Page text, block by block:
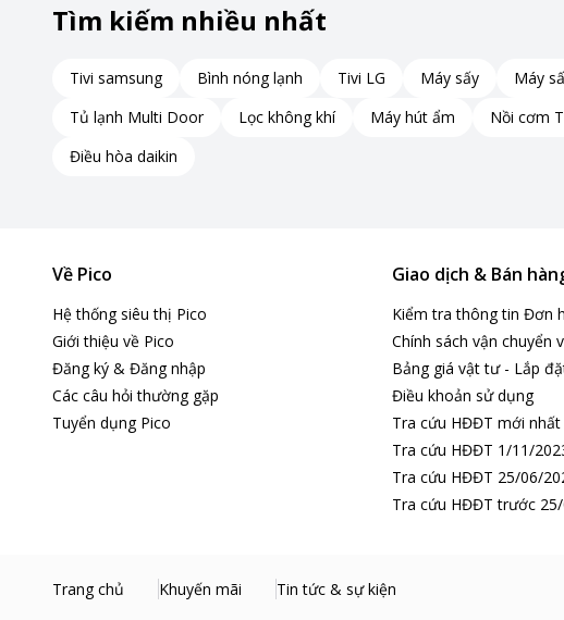
Tìm kiếm nhiều nhất
Tivi samsung Bình nóng lạnh Tivi LG Máy sấy Máy
Tủ lạnh Multi Door
Lọc không khí Máy hút ẩm Nồi cơm
Điều hòa daikin
Về Pico
Hệ thống siêu thị Pico
Giới thiệu về Pico
Đăng ký & Đăng nhập
Các câu hỏi thường gặp
Tuyển dụng Pico
Giao dịch & Bán
Kiểm tra thông tin Đơn
Chính sách vận chuyển
Bảng giá vật tư - Lắp
Điều khoản sử dụng
Tra cứu HĐĐT mới nhất
Tra cứu HĐĐT 1/11/
Tra cứu HĐĐT 25/06/
Tra cứu HĐĐT trước
Trang chủ Khuyến mãi Tin tức & sự kiện